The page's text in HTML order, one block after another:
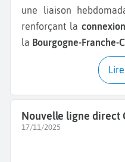
une liaison
renforçant la
la Bourgogne-Franche-
Nouvelle ligne direct
17/11/2025